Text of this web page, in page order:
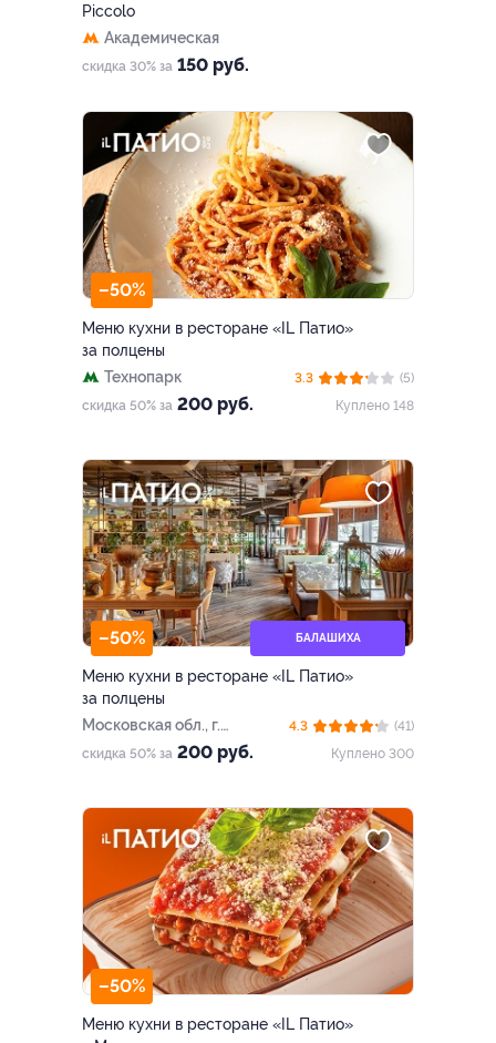
Piccolo
Академическая
скидка 30% за 150 руб.
–50%
Меню кухни в ресторане «IL Патио»
за полцены
Технопарк
скидка 50% за 200 руб.
3.3
(5)
Куплено 148
–50% БАЛАШИХА
Меню кухни в ресторане «IL Патио»
за полцены
Московская обл., г.
Балашиха, ш. Энтузиастов,
скидка 50% за 200 руб.
4.3
(41)
Куплено 300
–50%
Меню кухни в ресторане «IL Патио»